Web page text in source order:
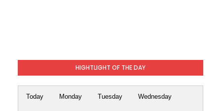
HIGHTLIGHT OF THE DAY
Today Monday Tuesday Wednesday